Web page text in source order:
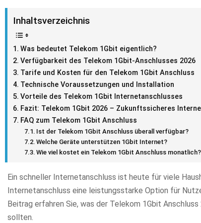
Inhaltsverzeichnis
Was bedeutet Telekom 1Gbit eigentlich?
Verfügbarkeit des Telekom 1Gbit-Anschlusses 2026
Tarife und Kosten für den Telekom 1Gbit Anschluss
Technische Voraussetzungen und Installation
Vorteile des Telekom 1Gbit Internetanschlusses
Fazit: Telekom 1Gbit 2026 – Zukunftssicheres
FAQ zum Telekom 1Gbit Anschluss
Ist der Telekom 1Gbit Anschluss überall verfügbar?
Welche Geräte unterstützen 1Gbit Internet?
Wie viel kostet ein Telekom 1Gbit Anschluss monatlich?
Ein schneller Internetanschluss ist heute für viele
Internetanschluss eine leistungsstarke Option für
Beitrag erfahren Sie, was der Telekom 1Gbit
sollten.